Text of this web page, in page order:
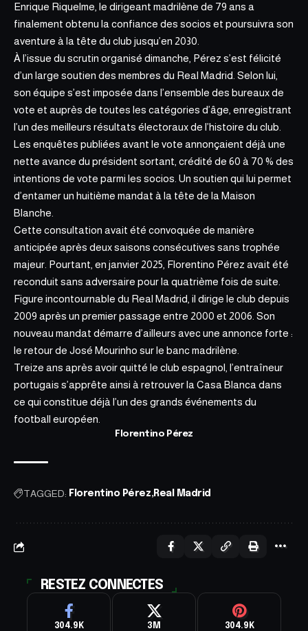
Enrique Riquelme , le dirigeant madrilène de 79 ans a
finalement obtenu la confiance des socios et poursuivra son
aventure à la tête du club jusqu’en 2030.
À l’issue du scrutin organisé dimanche, Pérez s’est félicité
d’un large soutien des membres du Real Madrid. Selon lui,
son équipe s’est imposée dans l’ensemble des bureaux de
vote et auprès de toutes les catégories d’âge, enregistrant
l’un des meilleurs résultats électoraux de l’histoire du club.
Les enquêtes publiées avant le vote annonçaient déjà une
nette avance du président sortant, crédité de 60 à 70 % des
intentions de vote parmi les socios. Un soutien qui lui permet
d’entamer un huitième mandat à la tête de la Maison
Blanche.
Cette consultation avait été convoquée de manière
anticipée après deux saisons consécutives sans trophée
majeur. Pourtant, en janvier 2025, Florentino Pérez avait été
reconduit sans adversaire pour la quatrième fois de suite.
Figure incontournable du Real Madrid, il dirige le club depuis
2009 après un premier passage entre 2000 et 2006. Son
nouveau mandat démarre d’ailleurs avec une annonce forte :
le retour de José Mourinho sur le banc madrilène.
Treize ans après avoir quitté le club espagnol, l’entraîneur
portugais s’apprête ainsi à retrouver la Casa Blanca dans
ce qui constitue déjà l’un des grands événements du
football européen.
Florentino Pérez
TAGGED: Florentino Pérez Real Madrid
RESTEZ CONNECTES
304.9K 3M 304.9K